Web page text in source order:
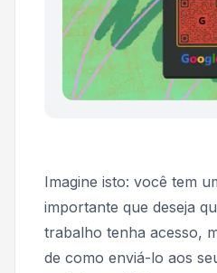
Imagine isto: você tem
importante que deseja
trabalho tenha acesso,
de como enviá-lo aos